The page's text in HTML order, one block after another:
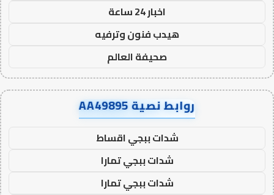
اخبار 24 ساعة
هيدب فنون وترفيه
صحيفة العالم
روابط نصية AA49895
شدات ببجي اقساط
شدات ببجي تمارا
شدات ببجي تمارا